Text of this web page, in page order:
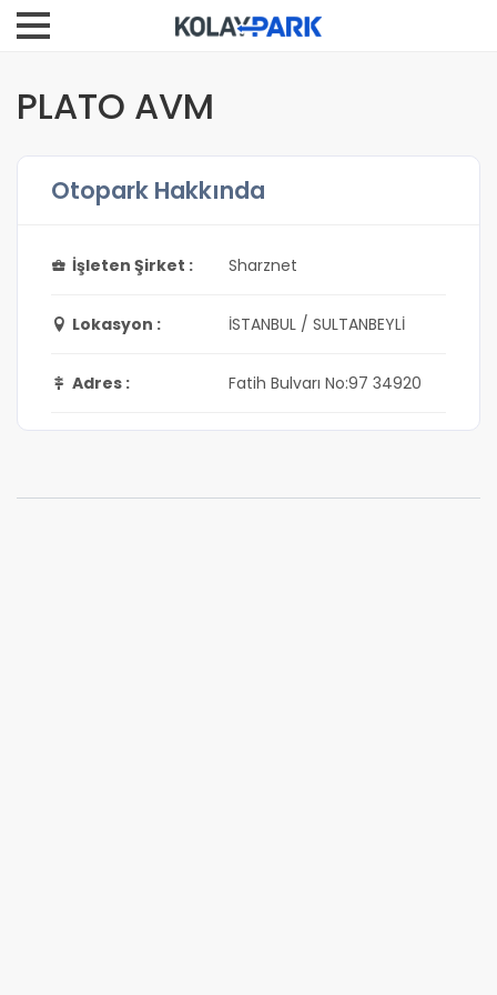
PLATO AVM
Otopark Hakkında
İşleten Şirket : Sharznet
Lokasyon : İSTANBUL / SULTANBEYLİ
Adres : Fatih Bulvarı No:97 34920